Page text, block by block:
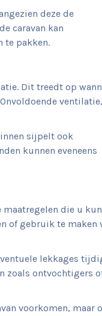
deze de
caravan kan
te pakken.
Dit treedt op
ventilatie,
sijpelt ook
kunnen eveneens
maatregelen die u
of gebruik te maken
lekkages
zoals ontvochtigers
voorkomen, maar